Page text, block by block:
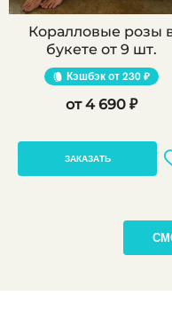
Коралловые розы
букете от 9 шт.
Кэшбэк 230 ₽
4 690 ₽
ЗАКАЗАТЬ